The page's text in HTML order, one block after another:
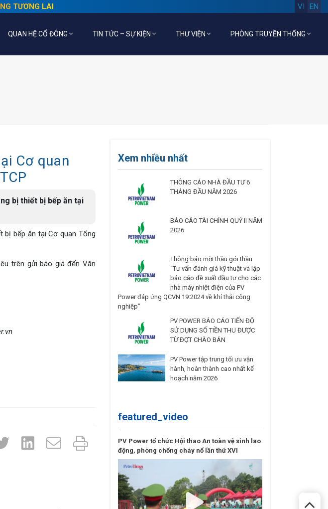
TƯƠNG LAI EN
VI
QUAN HỆ CỔ ĐÔNG TIN TỨC – SỰ KIỆN THƯ VIỆN PHÒNG TRUYỀN THỐNG
Cơ quan
bị thiết bị bếp ăn tại
bị bếp ăn tại Cơ quan Tổng
trên gửi báo giá đến Văn
Xem nhiều nhất
THÔNG CÁO NHÀ ĐẦU TƯ 6
THÁNG ĐẦU NĂM 2026
BÁO CÁO TÀI CHÍNH QUÝ II NĂM
2026
Thông báo mời thầu gói thầu
“Tư vấn đánh giá kỹ thuật và lập
báo cáo đề xuất đầu tư cho các
nhà máy nhiệt điện của PV
Power đáp ứng QCVN 19:2024 về khí thải công
nghiệp”
PV POWER BÁO CÁO TIẾN ĐỘ
SỬ DỤNG SỐ TIỀN THU ĐƯỢC
TỪ ĐỢT CHÀO BÁN
PV Power tập trung tối ưu vận
hành, hoàn thành cao nhất kế
hoạch năm 2026
featured_video
PV Power tổ chức Hội thao An toàn vệ sinh lao
động, phòng chống cháy nổ lần thứ XVI